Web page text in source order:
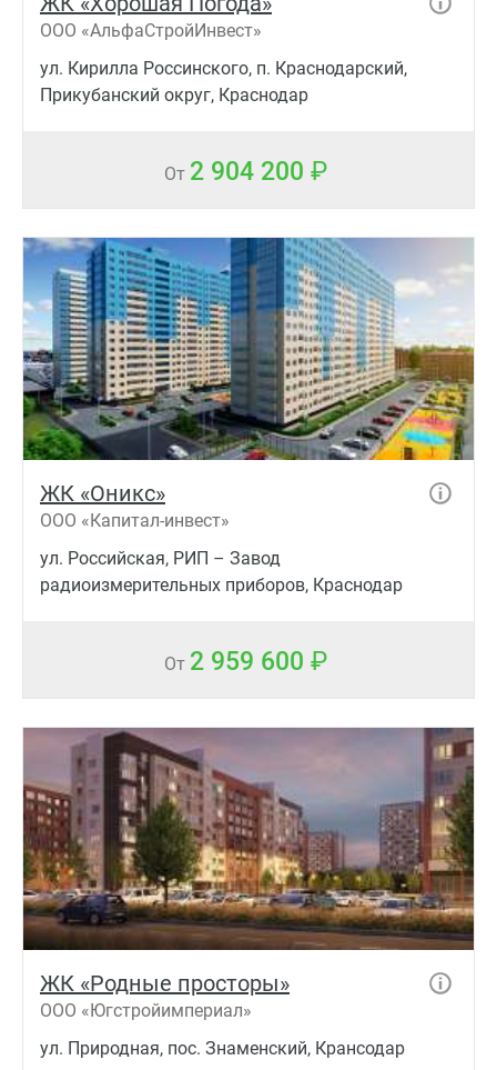
ООО «АльфаСтройИнвест»
ул. Кирилла Россинского, п. Краснодарский,
Прикубанский округ, Краснодар
От 2 904 200
ЖК «Оникс»
ООО «Капитал-инвест»
ул. Российская, РИП – Завод
радиоизмерительных приборов, Краснодар
От 2 959 600
ЖК «Родные просторы»
ООО «Югстройимпериал»
ул. Природная, пос. Знаменский, Крансодар